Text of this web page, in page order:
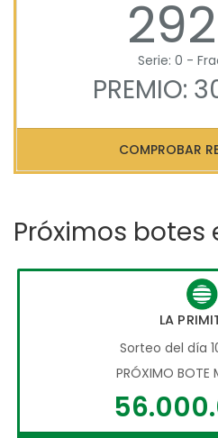
Serie: 0 -
PREMIO:
COMPROBAR
Próximos botes
LA
Sorteo del día
PRÓXIMO BOTE